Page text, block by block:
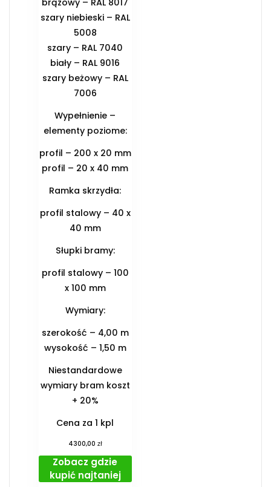
brązowy – RAL 8017
szary niebieski – RAL
5008
szary – RAL 7040
biały – RAL 9016
szary beżowy – RAL
7006
Wypełnienie –
elementy poziome:
profil – 200 x 20 mm
profil – 20 x 40 mm
Ramka skrzydła:
profil stalowy – 40 x
40 mm
Słupki bramy:
profil stalowy – 100
x 100 mm
Wymiary:
szerokość – 4,00 m
wysokość – 1,50 m
Niestandardowe
wymiary bram koszt
+ 20%
Cena za 1 kpl
4300,00 zł
Zobacz gdzie
kupić najtaniej